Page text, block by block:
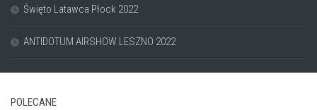
Święto Latawca Płock 2022
ANTIDOTUM AIRSHOW LESZNO 2022
POLECANE